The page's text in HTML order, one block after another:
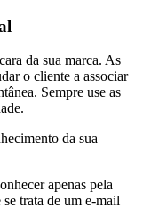
da sua marca. As
o cliente a associar
Sempre use as
da sua
apenas pela
se trata de um e-mail